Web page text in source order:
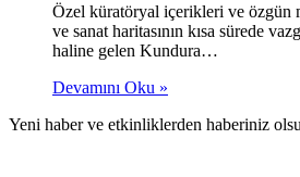
Özel küratöryal içerikleri ve özgün
ve sanat haritasının kısa sürede
haline gelen Kundura…
Devamını Oku »
Yeni haber ve etkinliklerden haberiniz